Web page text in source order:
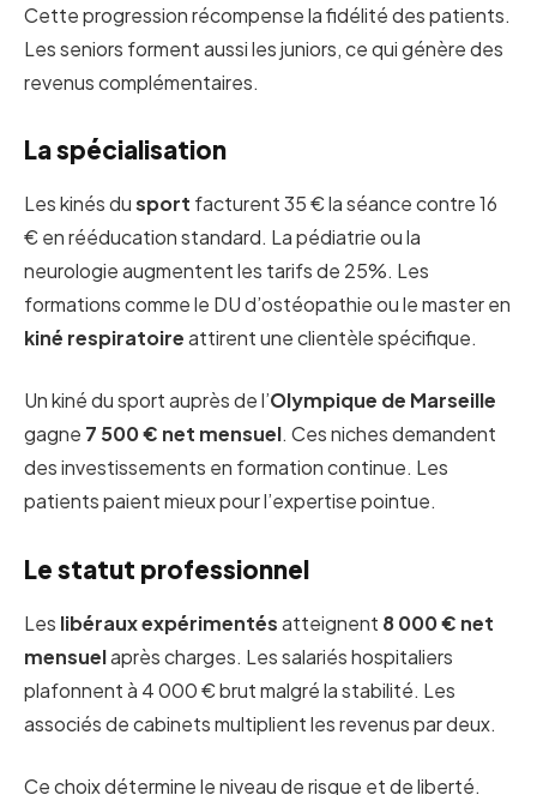
Cette progression récompense la fidélité des patients.
Les seniors forment aussi les juniors, ce qui génère des
revenus complémentaires.
La spécialisation
Les kinés dusport facturent 35 € la séance contre 16
€ en rééducation standard. La pédiatrie ou la
neurologie augmentent les tarifs de 25%. Les
formations comme le DU d’ostéopathie ou le master en
kiné respiratoireattirent une clientèle spécifique.
Un kiné du sport auprès de l’Olympique de Marseille
gagne 7 500 € net mensuel. Ces niches demandent
des investissements en formation continue. Les
patients paient mieux pour l’expertise pointue.
Le statut professionnel
Les libéraux expérimentésatteignent 8 000 € net
mensuelaprès charges. Les salariés hospitaliers
plafonnent à 4 000 € brut malgré la stabilité. Les
associés de cabinets multiplient les revenus par deux.
Ce choix détermine le niveau de risque et de liberté.